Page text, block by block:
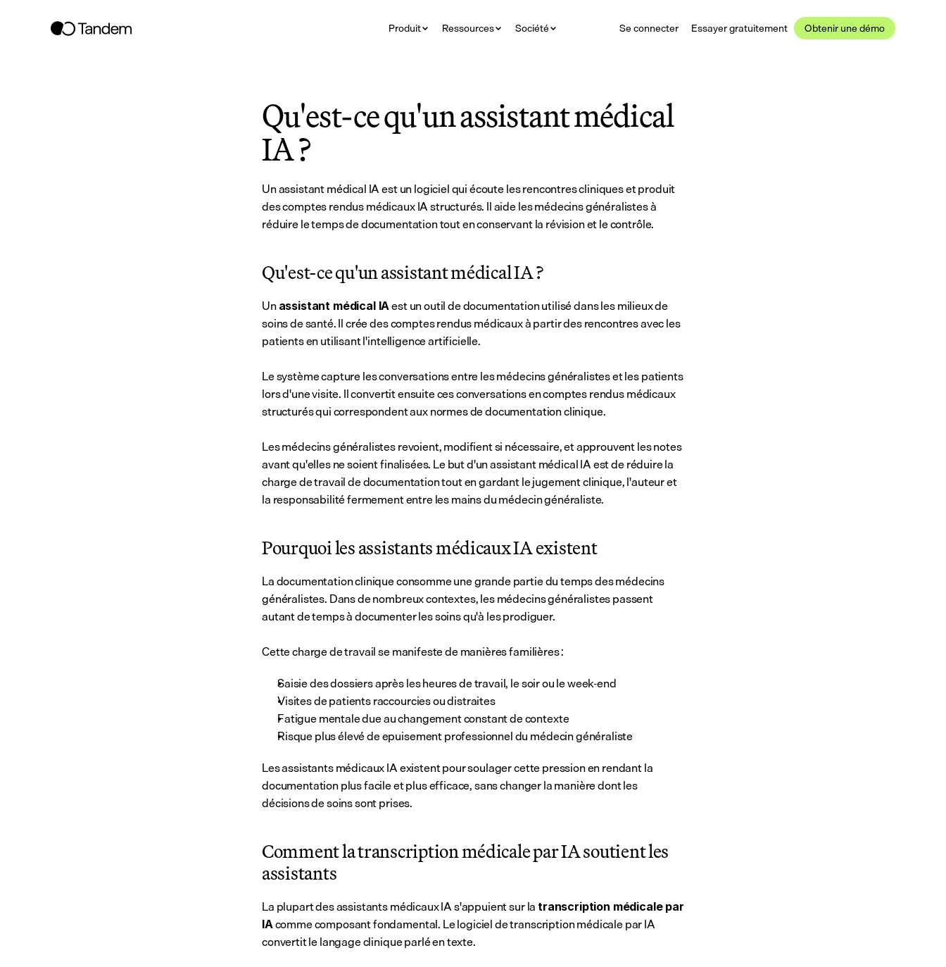
Produit Ressources Société Se connecter Essayer gratuitement Obtenir une démo
Qu'est-ce qu'un assistant médical
IA ?
Un assistant médical IA est un logiciel qui écoute les rencontres cliniques et produit
des comptes rendus médicaux IA structurés. Il aide les médecins généralistes à
réduire le temps de documentation tout en conservant la révision et le contrôle.
Qu'est-ce qu'un assistant médical IA ?
Un assistant médical IA est un outil de documentation utilisé dans les milieux de
soins de santé. Il crée des comptes rendus médicaux à partir des rencontres avec les
patients en utilisant l'intelligence artificielle.
Le système capture les conversations entre les médecins généralistes et les patients
lors d'une visite. Il convertit ensuite ces conversations en comptes rendus médicaux
structurés qui correspondent aux normes de documentation clinique.
Les médecins généralistes revoient, modifient si nécessaire, et approuvent les notes
avant qu'elles ne soient finalisées. Le but d'un assistant médical IA est de réduire la
charge de travail de documentation tout en gardant le jugement clinique, l'auteur et
la responsabilité fermement entre les mains du médecin généraliste.
Pourquoi les assistants médicaux IA existent
La documentation clinique consomme une grande partie du temps des médecins
généralistes. Dans de nombreux contextes, les médecins généralistes passent
autant de temps à documenter les soins qu'à les prodiguer.
Cette charge de travail se manifeste de manières familières :
Saisie des dossiers après les heures de travail, le soir ou le week-end
Visites de patients raccourcies ou distraites
Fatigue mentale due au changement constant de contexte
Risque plus élevé de epuisement professionnel du médecin généraliste
Les assistants médicaux IA existent pour soulager cette pression en rendant la
documentation plus facile et plus efficace, sans changer la manière dont les
décisions de soins sont prises.
Comment la transcription médicale par IA soutient les
assistants
La plupart des assistants médicaux IA s'appuient sur la transcription médicale par
IA comme composant fondamental. Le logiciel de transcription médicale par IA
convertit le langage clinique parlé en texte.